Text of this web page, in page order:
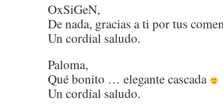
OxSiGeN,
De nada, gracias a ti por tus
Un cordial saludo.
Paloma,
Qué bonito … elegante cascada
Un cordial saludo.